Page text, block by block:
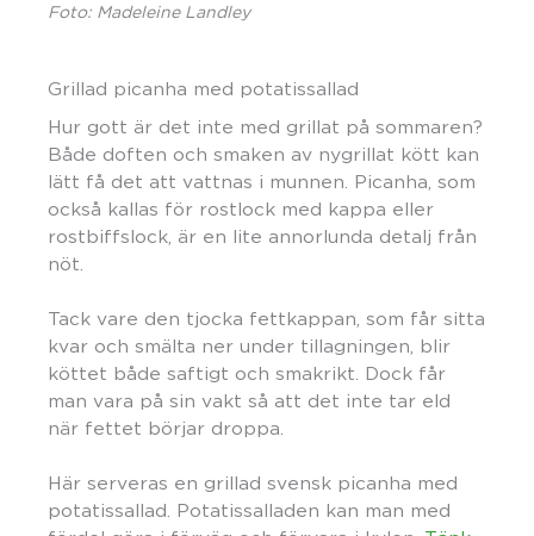
Foto: Madeleine Landley
Grillad picanha med potatissallad
Hur gott är det inte med grillat på sommaren?
Både doften och smaken av nygrillat kött kan
lätt få det att vattnas i munnen. Picanha, som
också kallas för rostlock med kappa eller
rostbiffslock, är en lite annorlunda detalj från
nöt.
Tack vare den tjocka fettkappan, som får sitta
kvar och smälta ner under tillagningen, blir
köttet både saftigt och smakrikt. Dock får
man vara på sin vakt så att det inte tar eld
när fettet börjar droppa.
Här serveras en grillad svensk picanha med
potatissallad. Potatissalladen kan man med